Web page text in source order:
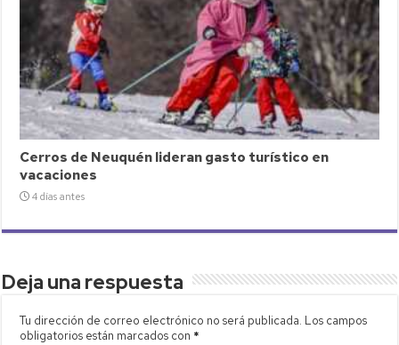
Cerros de Neuquén lideran gasto turístico en
vacaciones
4 días antes
Deja una respuesta
Tu dirección de correo electrónico no será publicada. Los campos
obligatorios están marcados con *